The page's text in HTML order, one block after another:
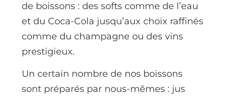
de boissons : des softs comme de l’eau
et du Coca-Cola jusqu’aux choix raffinés
comme du champagne ou des vins
prestigieux.
Un certain nombre de nos boissons
sont préparés par nous-mêmes : jus